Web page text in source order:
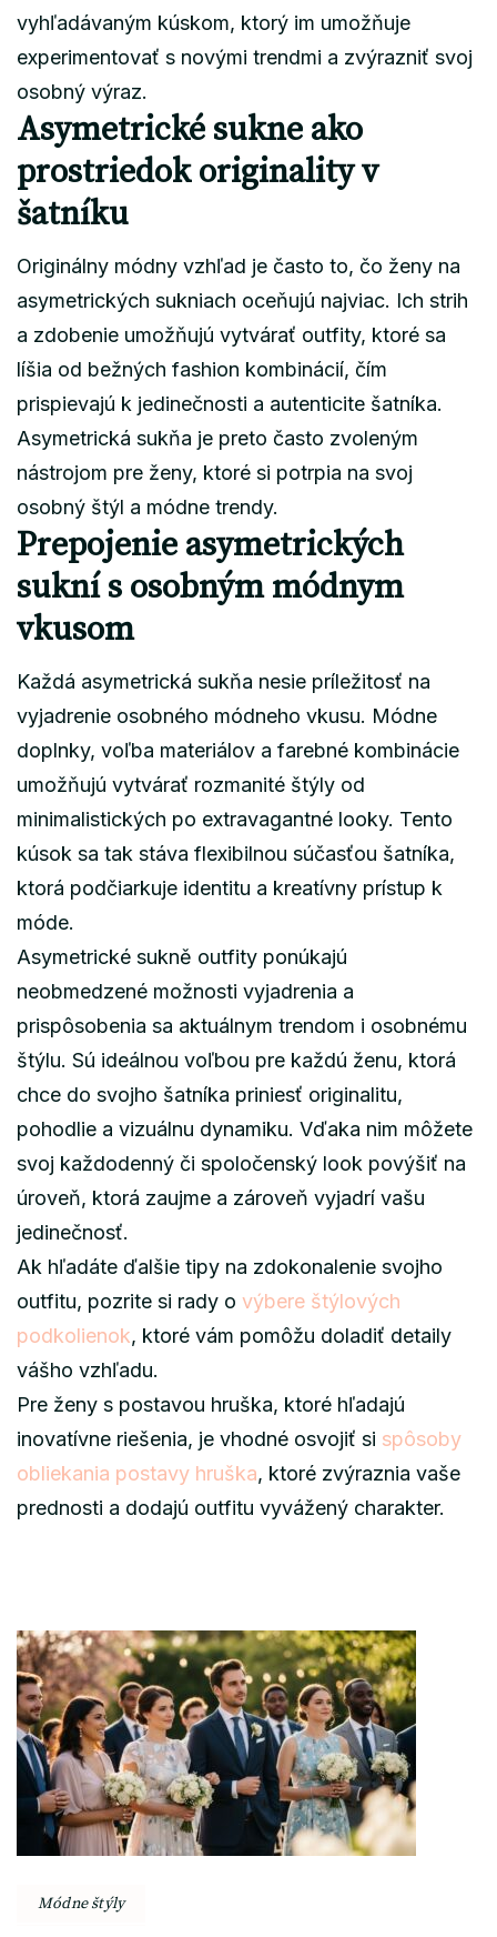
vyhľadávaným kúskom, ktorý im umožňuje
experimentovať s novými trendmi a zvýrazniť svoj
osobný výraz.
Asymetrické sukne ako
prostriedok originality v
šatníku
Originálny módny vzhľad je často to, čo ženy na
asymetrických sukniach oceňujú najviac. Ich strih
a zdobenie umožňujú vytvárať outfity, ktoré sa
líšia od bežných fashion kombinácií, čím
prispievajú k jedinečnosti a autenticite šatníka.
Asymetrická sukňa je preto často zvoleným
nástrojom pre ženy, ktoré si potrpia na svoj
osobný štýl a módne trendy.
Prepojenie asymetrických
sukní s osobným módnym
vkusom
Každá asymetrická sukňa nesie príležitosť na
vyjadrenie osobného módneho vkusu. Módne
doplnky, voľba materiálov a farebné kombinácie
umožňujú vytvárať rozmanité štýly od
minimalistických po extravagantné looky. Tento
kúsok sa tak stáva flexibilnou súčasťou šatníka,
ktorá podčiarkuje identitu a kreatívny prístup k
móde.
Asymetrické sukně outfity ponúkajú
neobmedzené možnosti vyjadrenia a
prispôsobenia sa aktuálnym trendom i osobnému
štýlu. Sú ideálnou voľbou pre každú ženu, ktorá
chce do svojho šatníka priniesť originalitu,
pohodlie a vizuálnu dynamiku. Vďaka nim môžete
svoj každodenný či spoločenský look povýšiť na
úroveň, ktorá zaujme a zároveň vyjadrí vašu
jedinečnosť.
Ak hľadáte ďalšie tipy na zdokonalenie svojho
outfitu, pozrite si rady o výbere štýlových
podkolienok, ktoré vám pomôžu doladiť detaily
vášho vzhľadu.
Pre ženy s postavou hruška, ktoré hľadajú
inovatívne riešenia, je vhodné osvojiť si spôsoby
obliekania postavy hruška, ktoré zvýraznia vaše
prednosti a dodajú outfitu vyvážený charakter.
Post
Navigation
Módne štýly